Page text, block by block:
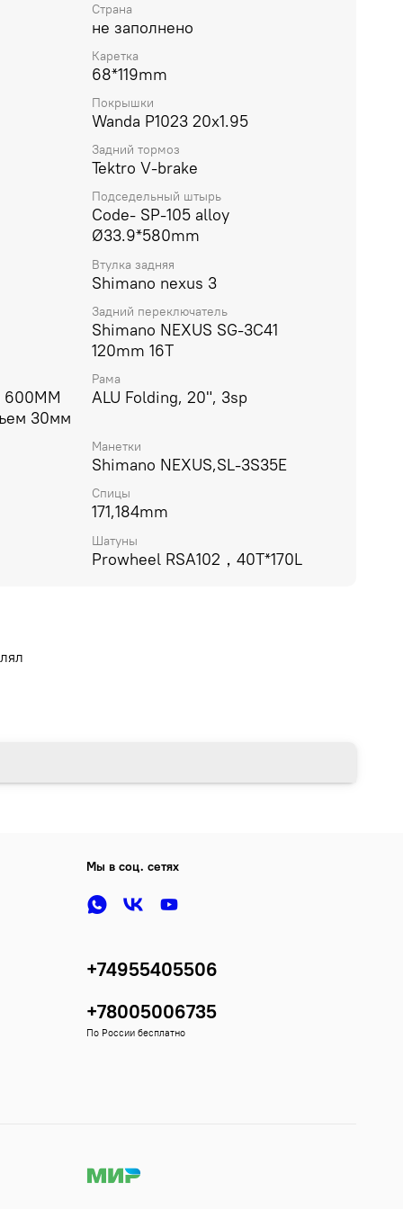
Если вы ищете лёгкий,
двухколёсного транспорта для
по городу, то Aspect Borneo 3 (2026) станет
Страна
не заполнено
Каретка
68*119mm
Покрышки
Wanda P1023 20x1.95
Задний тормоз
Tektro V-brake
Подседельный штырь
Code- SP-105 alloy
Ø33.9*580mm
Втулка задняя
Shimano nexus 3
Задний переключатель
Shimano NEXUS SG-3C41
120mm 16T
600MM
30мм
Рама
ALU Folding, 20", 3sp
Манетки
Shimano NEXUS,SL-3S35E
Спицы
171,184mm
Шатуны
Prowheel RSA102，40T*170L
Мы в соц. сетях
+74955405506
+78005006735
По России бесплатно